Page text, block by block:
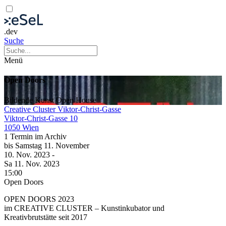
.dev
Suche
Menü
Open Doors
Bildende KunstOpen House
Creative Cluster Viktor-Christ-Gasse
Viktor-Christ-Gasse 10
1050 Wien
1 Termin im Archiv
bis Samstag 11. November
10. Nov. 2023 -
Sa 11. Nov. 2023
15:00
Open Doors
OPEN DOORS 2023
im CREATIVE CLUSTER – Kunstinkubator und
Kreativbrutstätte seit 2017